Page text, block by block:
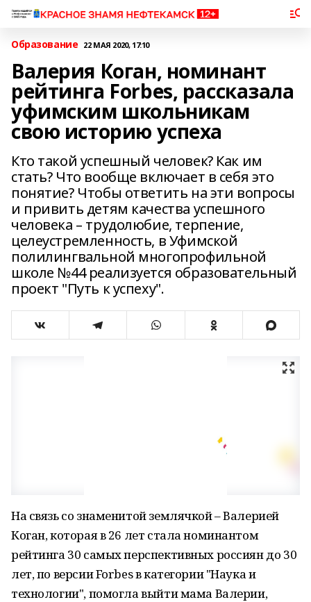
Образование 22 МАЯ 2020, 17:10
Валерия Коган, номинант
рейтинга Forbes, рассказала
уфимским школьникам
свою историю успеха
Кто такой успешный человек? Как им
стать? Что вообще включает в себя это
понятие? Чтобы ответить на эти вопросы
и привить детям качества успешного
человека – трудолюбие, терпение,
целеустремленность, в Уфимской
полилингвальной многопрофильной
школе №44 реализуется образовательный
проект "Путь к успеху".
На связь со знаменитой землячкой – Валерией
Коган, которая в 26 лет стала номинантом
рейтинга 30 самых перспективных россиян до 30
лет, по версии Forbes в категории "Наука и
технологии", помогла выйти мама Валерии,